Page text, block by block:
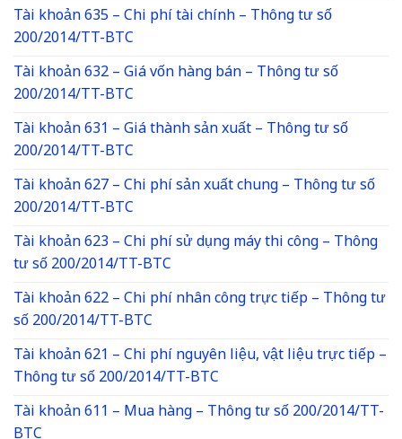
Tài khoản 635 – Chi phí tài chính – Thông tư số
200/2014/TT-BTC
Tài khoản 632 – Giá vốn hàng bán – Thông tư số
200/2014/TT-BTC
Tài khoản 631 – Giá thành sản xuất – Thông tư số
200/2014/TT-BTC
Tài khoản 627 – Chi phí sản xuất chung – Thông tư số
200/2014/TT-BTC
Tài khoản 623 – Chi phí sử dụng máy thi công – Thông
tư số 200/2014/TT-BTC
Tài khoản 622 – Chi phí nhân công trực tiếp – Thông tư
số 200/2014/TT-BTC
Tài khoản 621 – Chi phí nguyên liệu, vật liệu trực tiếp –
Thông tư số 200/2014/TT-BTC
Tài khoản 611 – Mua hàng – Thông tư số 200/2014/TT-